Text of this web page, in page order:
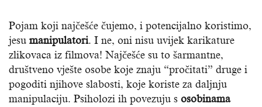
Pojam koji najčešće čujemo, i potencijalno koristimo,
jesu manipulatori. I ne, oni nisu uvijek karikature
zlikovaca iz filmova! Najčešće su to šarmantne,
društveno vješte osobe koje znaju “pročitati” druge i
pogoditi njihove slabosti, koje koriste za daljnju
manipulaciju. Psiholozi ih povezuju s osobinama